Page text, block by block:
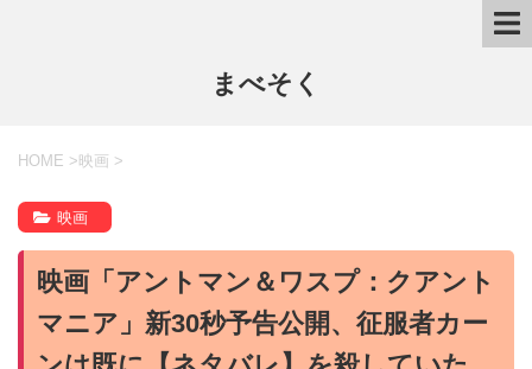
まべそく
HOME > 映画 >
映画
映画「アントマン＆ワスプ：クアント
マニア」新30秒予告公開、征服者カー